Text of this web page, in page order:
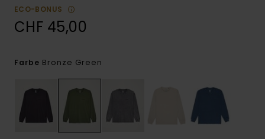
ECO-BONUS
CHF 45,00
Farbe Bronze Green